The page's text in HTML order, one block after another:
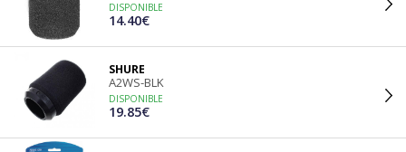
DISPONIBLE
14.40€
SHURE
A2WS-BLK
DISPONIBLE
19.85€